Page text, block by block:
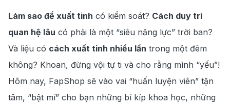
Làm sao để xuất tinh có kiểm soát? Cách duy trì
quan hệ lâu có phải là một “siêu năng lực” trời ban?
Và liệu có cách xuất tinh nhiều lần trong một đêm
không? Khoan, đừng vội tự ti và cho rằng mình “yếu”!
Hôm nay, FapShop sẽ vào vai “huấn luyện viên” tận
tâm, “bật mí” cho bạn những bí kíp khoa học, những